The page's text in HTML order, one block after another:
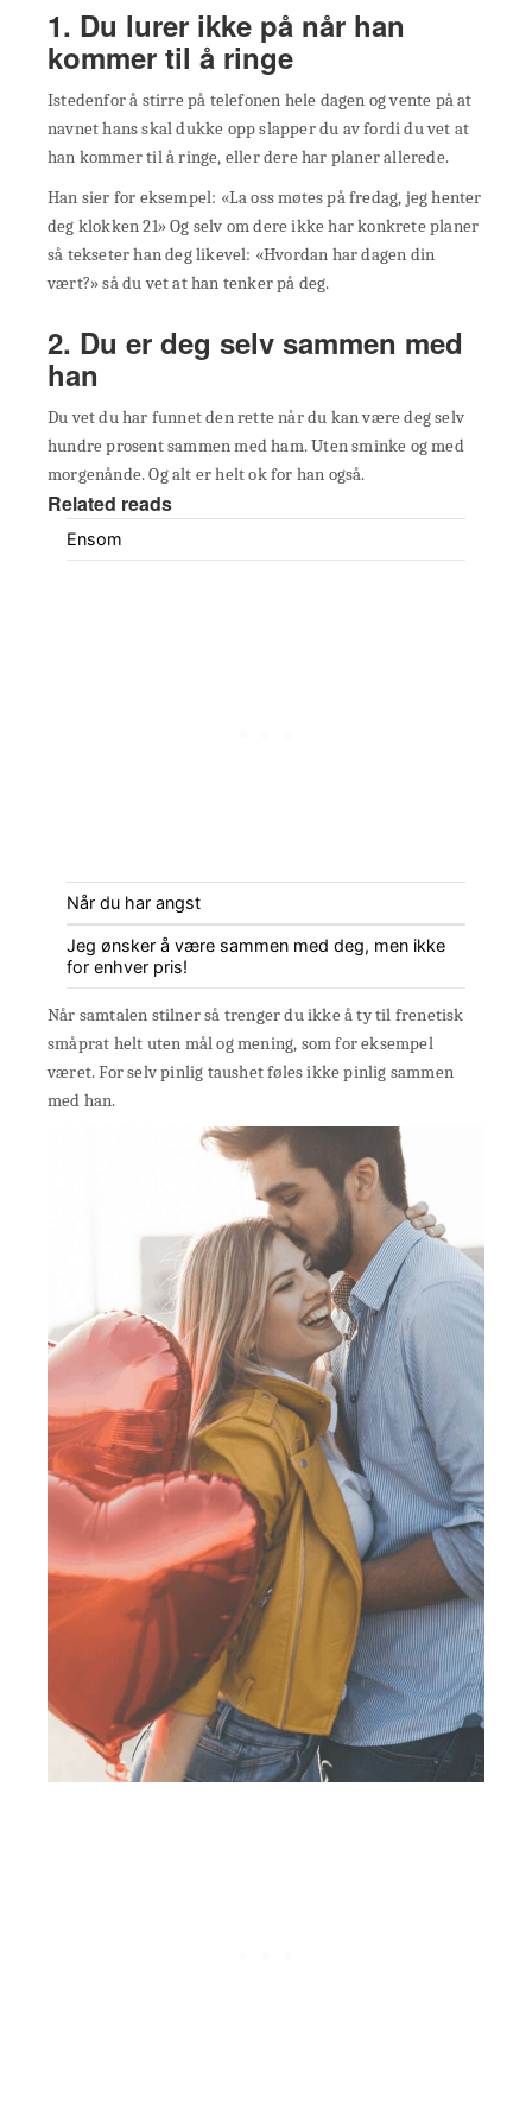
1. Du lurer ikke på når han
kommer til å ringe
Istedenfor å stirre på telefonen hele dagen og vente på at
navnet hans skal dukke opp slapper du av fordi du vet at
han kommer til å ringe, eller dere har planer allerede.
Han sier for eksempel: «La oss møtes på fredag, jeg henter
deg klokken 21» Og selv om dere ikke har konkrete planer
så tekseter han deg likevel: «Hvordan har dagen din
vært?» så du vet at han tenker på deg.
2. Du er deg selv sammen med
han
Du vet du har funnet den rette når du kan være deg selv
hundre prosent sammen med ham. Uten sminke og med
morgenånde. Og alt er helt ok for han også.
Related reads
Ensom
Når du har angst
Jeg ønsker å være sammen med deg, men ikke
for enhver pris!
Når samtalen stilner så trenger du ikke å ty til frenetisk
småprat helt uten mål og mening, som for eksempel
været. For selv pinlig taushet føles ikke pinlig sammen
med han.